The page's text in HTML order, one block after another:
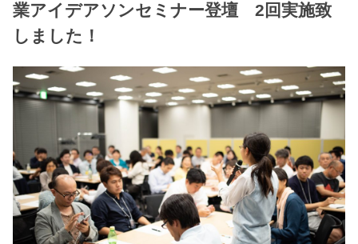
業アイデアソンセミナー登壇 2回実施致
しました！